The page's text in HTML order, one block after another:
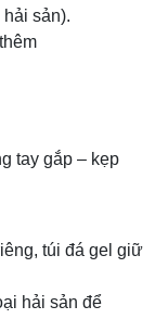
sản).
tay gắp – kẹp
túi đá gel giữ
hải sản để